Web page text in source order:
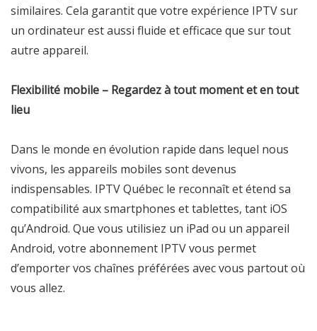
similaires. Cela garantit que votre expérience IPTV sur
un ordinateur est aussi fluide et efficace que sur tout
autre appareil.
Flexibilité mobile – Regardez à tout moment et en tout
lieu
Dans le monde en évolution rapide dans lequel nous
vivons, les appareils mobiles sont devenus
indispensables. IPTV Québec le reconnaît et étend sa
compatibilité aux smartphones et tablettes, tant iOS
qu’Android. Que vous utilisiez un iPad ou un appareil
Android, votre abonnement IPTV vous permet
d’emporter vos chaînes préférées avec vous partout où
vous allez.